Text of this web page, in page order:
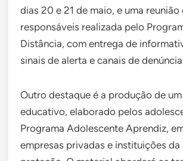
dias 20 e 21 de maio, e uma reunião
responsáveis realizada pelo
Distância, com entrega de
sinais de alerta e canais de
Outro destaque é a produção de
educativo, elaborado pelos
Programa Adolescente Aprendiz,
empresas privadas e instituições da